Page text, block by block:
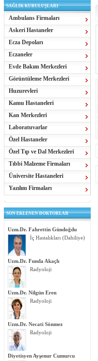
SAĞLIK KURULUŞLARI
Ambulans Firmaları
Askeri Hastaneler
Ecza Depoları
Eczaneler
Evde Bakım Merkezleri
Görüntüleme Merkezleri
Huzurevleri
Kamu Hastaneleri
Kan Merkezleri
Laboratuvarlar
Özel Hastaneler
Özel Tıp ve Dal Merkezleri
Tıbbi Malzeme Firmaları
Üniversite Hastaneleri
Yazılım Firmaları
SON EKLENEN DOKTORLAR
Uzm.Dr. Fahrettin Gündoğdu
İç Hastalıkları (Dahiliye)
Uzm.Dr. Funda Akaçlı
Radyoloji
Uzm.Dr. Nilgün Eren
Radyoloji
Uzm.Dr. Necati Sönmez
Radyoloji
Diyetisyen Ayşenur Cumurcu